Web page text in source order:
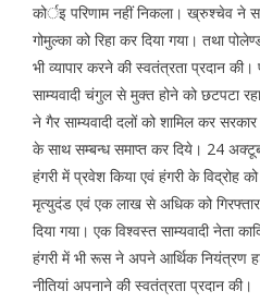
कोर्इ परिणाम नहीं निकला। ख्रुश्चेव ने
गोमुल्का को रिहा कर दिया गया। तथा
भी व्यापार करने की स्वतंत्रता प्रदान
साम्यवादी चंगुल से मुक्त होने को छटपटा
ने गैर साम्यवादी दलों को शामिल कर
के साथ सम्बन्ध समाप्त कर दिये। 24
हंगरी में प्रवेश किया एवं हंगरी के
मृत्युदंड एवं एक लाख से अधिक को
दिया गया। एक विश्वस्त साम्यवादी नेता
हंगरी में भी रूस ने अपने आर्थिक नियंत्रण
नीतियां अपनाने की स्वतंत्रता प्रदान की।